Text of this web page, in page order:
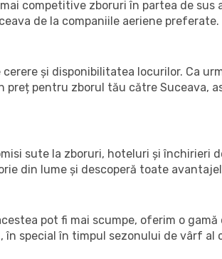
competitive zboruri în partea de sus
de la companiile aeriene preferate.
și disponibilitatea locurilor. Ca
pentru zborul tău către Suceava,
sute la zboruri, hoteluri și închirieri
din lume și descoperă toate
pot fi mai scumpe, oferim o gamă
special în timpul sezonului de vârf al